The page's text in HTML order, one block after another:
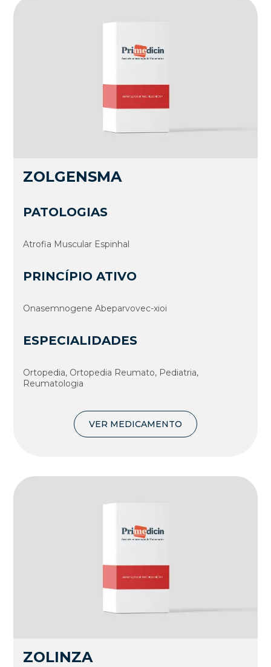
ZOLGENSMA
PATOLOGIAS
Atrofia Muscular Espinhal
PRINCÍPIO ATIVO
Onasemnogene Abeparvovec-xioi
ESPECIALIDADES
Ortopedia, Ortopedia Reumato, Pediatria,
Reumatologia
VER MEDICAMENTO
ZOLINZA